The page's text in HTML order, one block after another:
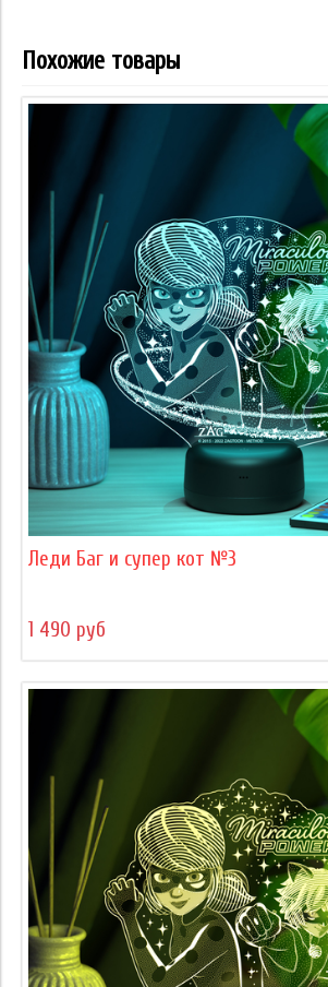
Похожие товары
Леди Баг и супер кот №3
1 490 руб